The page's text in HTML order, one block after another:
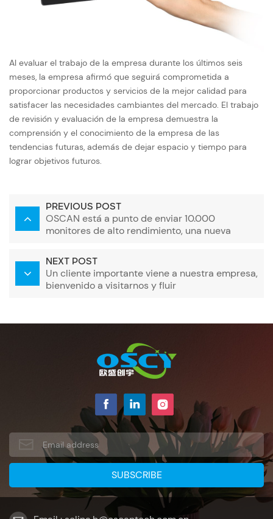
Al evaluar el trabajo de la empresa durante los últimos seis
meses, la empresa afirmó que seguirá comprometida a
proporcionar productos y servicios de la mejor calidad para
satisfacer las necesidades cambiantes del mercado. El trabajo
de revisión y evaluación de la empresa demuestra la
comprensión y el conocimiento de la empresa de las
tendencias futuras, además de dejar espacio y tiempo para
lograr objetivos futuros.
PREVIOUS POST
OSCAN está a punto de enviar 10.000
monitores de alto rendimiento, una nueva
clientes
NEXT POST
Un cliente importante viene a nuestra empresa,
bienvenido a visitarnos y fluir